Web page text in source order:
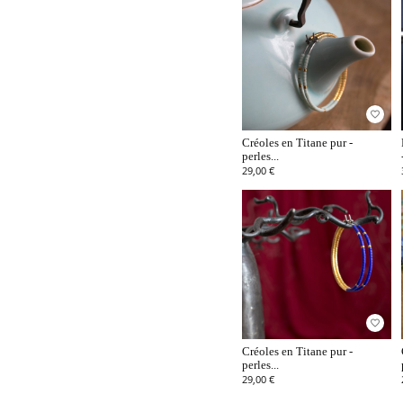
favorite_border
Créoles en Titane pur -
perles...
29,00 €
favorite_border
Créoles en Titane pur -
perles...
29,00 €